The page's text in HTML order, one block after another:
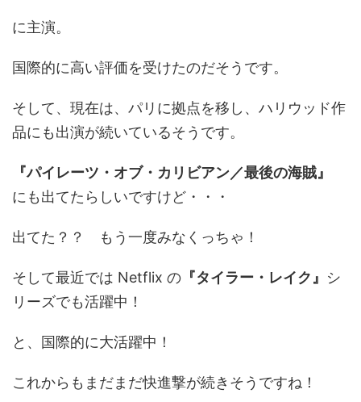
に主演。
国際的に高い評価を受けたのだそうです。
そして、現在は、パリに拠点を移し、ハリウッド作
品にも出演が続いているそうです。
『パイレーツ・オブ・カリビアン／最後の海賊』
にも出てたらしいですけど・・・
出てた？？ もう一度みなくっちゃ！
そして最近では Netflix の 『タイラー・レイク』 シ
リーズでも活躍中！
と、国際的に大活躍中！
これからもまだまだ快進撃が続きそうですね！